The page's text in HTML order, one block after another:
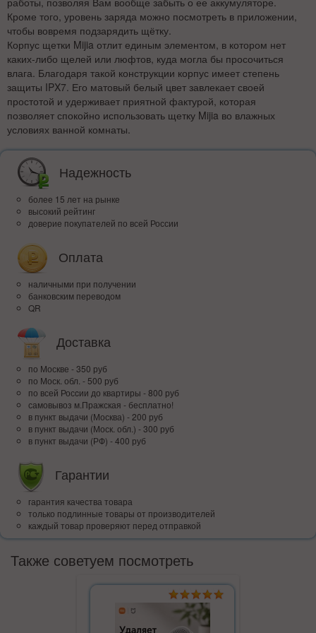
Кроме того, уровень заряда можно посмотреть в приложении,
чтобы вовремя подзарядить щётку.
Корпус щетки Mijia отлит единым элементом, в котором нет
каких-либо щелей или люфтов, куда могла бы просочиться
влага. Благодаря такой конструкции корпус имеет степень
защиты IPX7. Его матовый белый цвет завлекает своей
простотой и удерживает приятной фактурой, которая
позволяет спокойно использовать щетку Mijia во влажных
условиях ванной комнаты.
Надежность
более 15 лет на рынке
высокий рейтинг
доверие покупателей по всей России
Оплата
наличными при получении
банковским переводом
QR
Доставка
по Москве - 350 руб
по Моск. обл. - 500 руб
по всей Росcии до квартиры - 800 руб
самовывоз м.Пражская - бесплатно!
в пункт выдачи (Москва) - 200 руб
в пункт выдачи (Моск. обл.) - 300 руб
в пункт выдачи (РФ) - 400 руб
Гарантии
гарантия качества товара
только подлинные товары от производителей
каждый товар проверяют перед отправкой
Также советуем посмотреть